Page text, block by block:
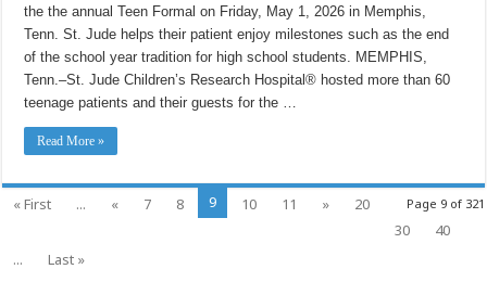
9
St.
Jude
Teen
Formal
the the annual Teen Formal on Friday, May 1, 2026 in Memphis,
Tenn. St. Jude helps their patient enjoy milestones such as the end
of the school year tradition for high school students. MEMPHIS,
Tenn.–St. Jude Children’s Research Hospital® hosted more than 60
teenage patients and their guests for the …
Read More »
Page 9 of 321
« First ... « 7 8 9 10 11 »
20
30
40
...
Last »